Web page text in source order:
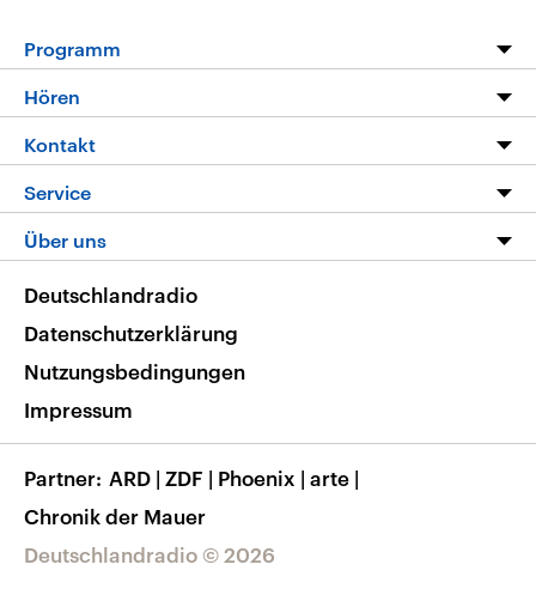
Programm
Programm
Die Nachrichten
Nachrichtenleicht
Neue Beiträge auf dlf.de
Hören
Livestream
Podcasts
Deutschlandfunk App
Nachrichten App
Frequenzen
Kontakt
Hörerservice
Service
FAQ
Veranstaltungen
Musikliste
RSS
Über uns
Barrierefreiheit
Deutschlandradio © 2026
Deutschlandradio
Datenschutzerklärung
Nutzungsbedingungen
Impressum
Partner ARD | ZDF | Phoenix | arte |
Chronik der Mauer